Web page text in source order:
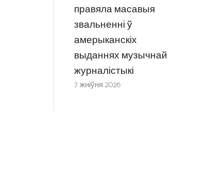
правяла масавыя
звальненні ў
амерыканскіх
выданнях музычнай
журналістыкі
7 жніўня 2026